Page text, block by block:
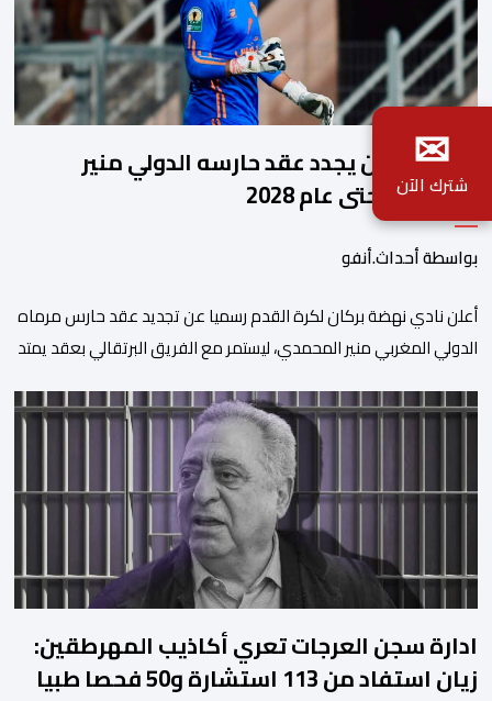
نهضة بركان يجدد عقد حارسه الدولي منير
المحمدي حتى عام 2028
بواسطة أحداث.أنفو
​أعلن نادي نهضة بركان لكرة القدم رسميا عن تجديد عقد حارس مرماه
الدولي المغربي منير المحمدي، ليستمر مع الفريق البرتقالي بعقد يمتد
على منصات التواصل الاجتماعي، مصحوبا بعبارة “الرحلة مستمرة”، في
إشارة إلى رغبة الإدارة في الحفاظ على ركائز الفريق والتعزيز من
ادارة سجن العرجات تعري أكاذيب المهرطقين:
زيان استفاد من 113 استشارة و50 فحصا طبيا
✉
شترك الآن